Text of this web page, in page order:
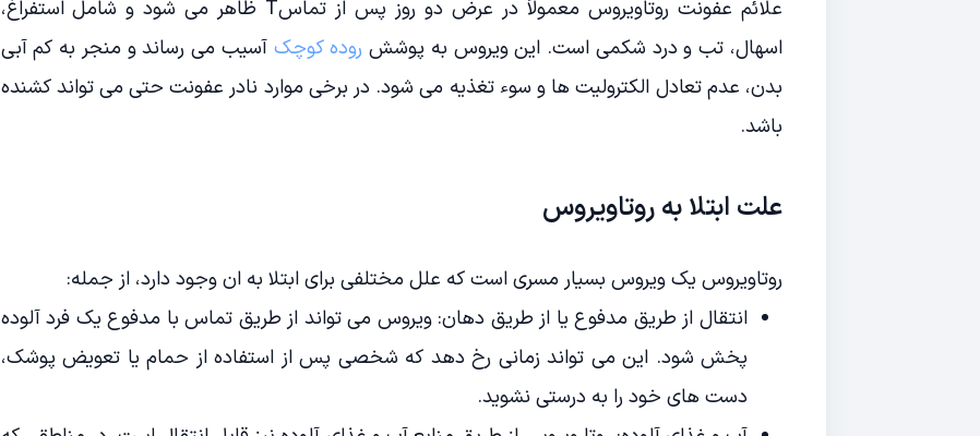
علائم عفونت روتاویروس معمولاً در عرض دو روز پس از تماسT ظاهر می شود و شامل استفراغ،
اسهال، تب و درد شکمی است. این ویروس به پوشش روده کوچک آسیب می رساند و منجر به کم آبی
بدن، عدم تعادل الکترولیت ها و سوء تغذیه می شود. در برخی موارد نادر عفونت حتی می تواند کشنده
باشد.
علت ابتلا به روتاویروس
روتاویروس یک ویروس بسیار مسری است که علل مختلفی برای ابتلا به ان وجود دارد، از جمله:
انتقال از طریق مدفوع یا از طریق دهان: ویروس می تواند از طریق تماس با مدفوع یک فرد آلوده
پخش شود. این می تواند زمانی رخ دهد که شخصی پس از استفاده از حمام یا تعویض پوشک،
دست های خود را به درستی نشوید.